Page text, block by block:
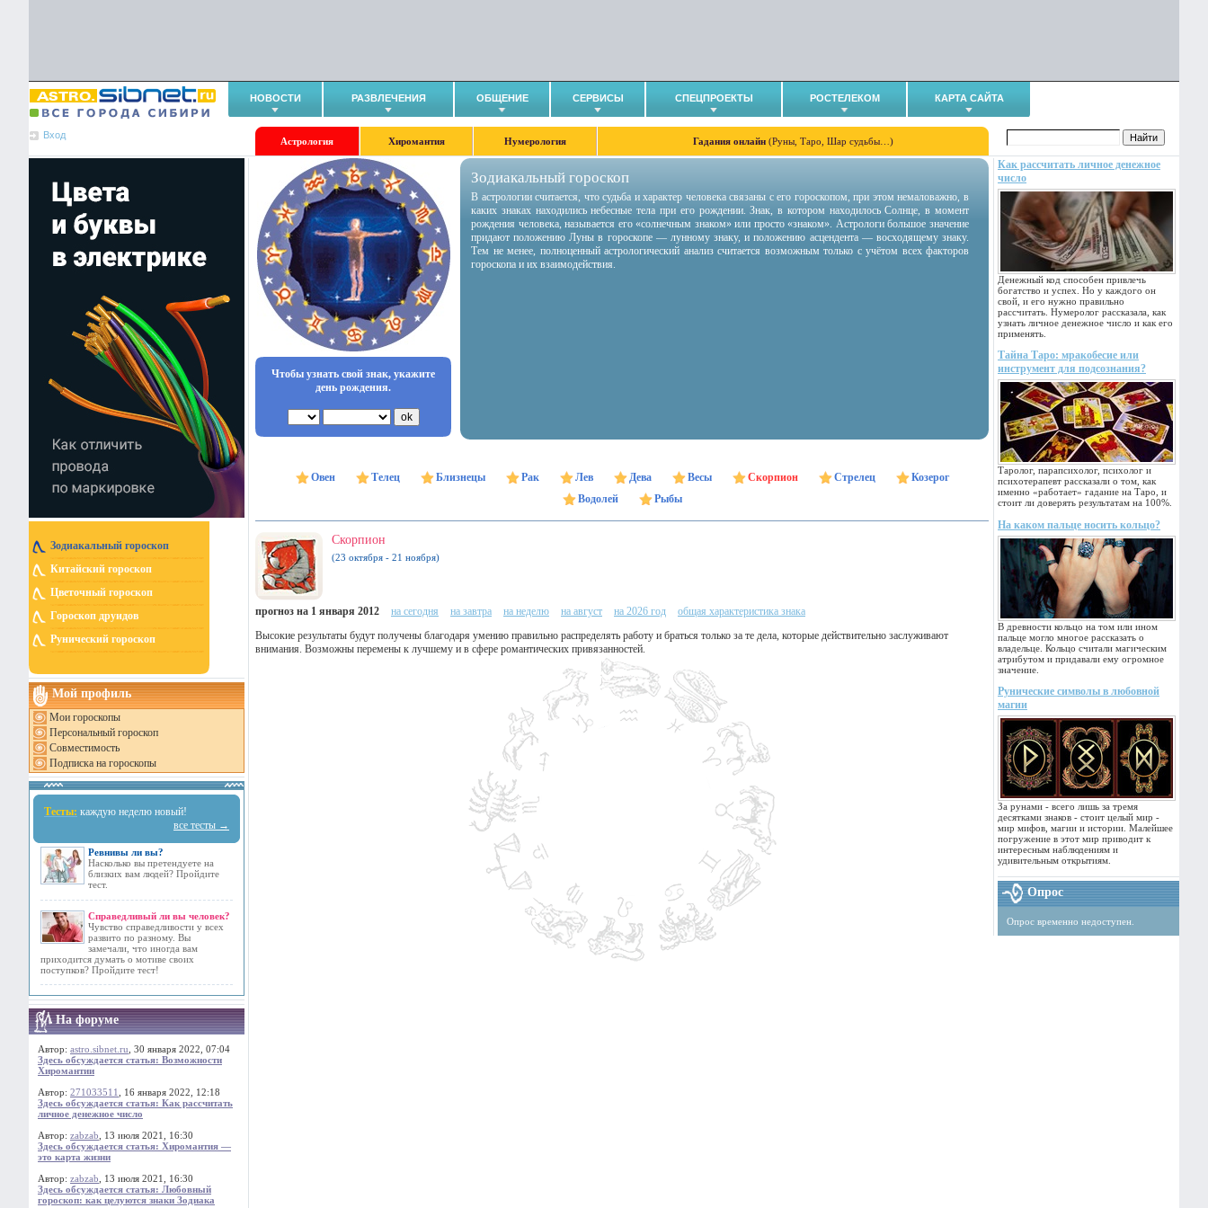
НОВОСТИ РАЗВЛЕЧЕНИЯ ОБЩЕНИЕ СЕРВИСЫ СПЕЦПРОЕКТЫ РОСТЕЛЕКОМ КАРТА САЙТА
Вход
Астрология Хиромантия Нумерология Гадания онлайн (Руны, Таро, Шар судьбы…)
Зодиакальный гороскоп
Китайский гороскоп
Цветочный гороскоп
Гороскоп друидов
Рунический гороскоп
Мой профиль
Мои гороскопы
Персональный гороскоп
Совместимость
Подписка на гороскопы
Тесты: каждую неделю новый!
все тесты →
Ревнивы ли вы?
Насколько вы претендуете на
близких вам людей? Пройдите
тест.
Справедливый ли вы человек?
Чувство справедливости у всех
развито по разному. Вы
замечали, что иногда вам
приходится думать о мотиве своих
поступков? Пройдите тест!
На форуме
Автор: astro.sibnet.ru , 30 января 2022, 07:04
Здесь обсуждается статья: Возможности
Хиромантии
Автор: 271033511
, 16 января 2022, 12:18
Здесь обсуждается статья: Как рассчитать
личное денежное число
Автор: zabzab , 13 июля 2021, 16:30
Здесь обсуждается статья: Хиромантия —
это карта жизни
Автор: zabzab , 13 июля 2021, 16:30
Здесь обсуждается статья: Любовный
гороскоп: как целуются знаки Зодиака
Как рассчитать личное денежное
число
Денежный код способен привлечь
богатство и успех. Но у каждого он
свой, и его нужно правильно
рассчитать. Нумеролог рассказала, как
узнать личное денежное число и как его
применять.
Тайна Таро: мракобесие или
инструмент для подсознания?
Таролог, парапсихолог, психолог и
психотерапевт рассказали о том, как
именно «работает» гадание на Таро, и
стоит ли доверять результатам на 100%.
На каком пальце носить кольцо?
В древности кольцо на том или ином
пальце могло многое рассказать о
владельце. Кольцо считали магическим
атрибутом и придавали ему огромное
значение.
Рунические символы в любовной
магии
За рунами - всего лишь за тремя
десятками знаков - стоит целый мир -
мир мифов, магии и истории. Малейшее
погружение в этот мир приводит к
интересным наблюдениям и
удивительным открытиям.
Опрос
Опрос временно недоступен.
Чтобы узнать свой знак, укажите
день рождения.
Зодиакальный гороскоп
В астрологии считается, что судьба и характер человека связаны с его гороскопом, при этом немаловажно, в
каких знаках находились небесные тела при его рождении. Знак, в котором находилось Солнце, в момент
рождения человека, называется его «солнечным знаком» или просто «знаком». Астрологи большое значение
придают положению Луны в гороскопе — лунному знаку, и положению асцендента — восходящему знаку.
Тем не менее, полноценный астрологический анализ считается возможным только с учётом всех факторов
гороскопа и их взаимодействия.
Овен Телец Близнецы Рак Лев Дева Весы Скорпион Стрелец
Козерог
Водолей
Рыбы
Скорпион
(23 октября - 21 ноября)
прогноз на 1 января 2012 на сегодня на завтра на неделю на август на 2026 год
общая характеристика знака
Высокие результаты будут получены благодаря умению правильно распределять работу и браться только за те дела, которые действительно заслуживают
внимания. Возможны перемены к лучшему и в сфере романтических привязанностей.